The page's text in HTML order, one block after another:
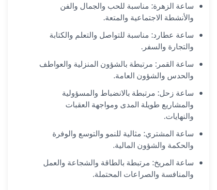
ساعة الزهرة: مناسبة للحب والجمال والفن
والأنشطة الاجتماعية والمتعة.
ساعة عطارد: مناسبة للتواصل والتعلم والكتابة
والتجارة والسفر.
ساعة القمر: مرتبطة بالشؤون المنزلية والعواطف
والحدس والشؤون العامة.
ساعة زحل: مرتبطة بالانضباط والمسؤولية
والمشاريع طويلة المدى ومواجهة العقبات
والنهايات.
ساعة المشتري: مثالية للنمو والتوسع والوفرة
والحكمة والشؤون المالية.
ساعة المريخ: مرتبطة بالطاقة والشجاعة والعمل
والمنافسة والصراعات المحتملة.